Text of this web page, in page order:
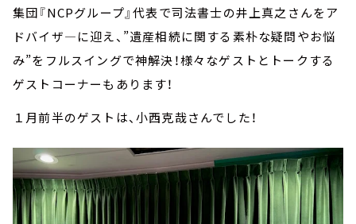
集団『NCPグループ』代表で司法書士の井上真之さんをア
ドバイザ―に迎え、”遺産相続に関する素朴な疑問やお悩
み”をフルスイングで神解決！様々なゲストとトークする
ゲストコーナーもあります！
１月前半のゲストは、小西克哉さんでした！